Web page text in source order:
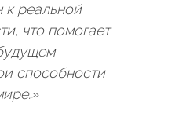
реальной
что помогает
способности